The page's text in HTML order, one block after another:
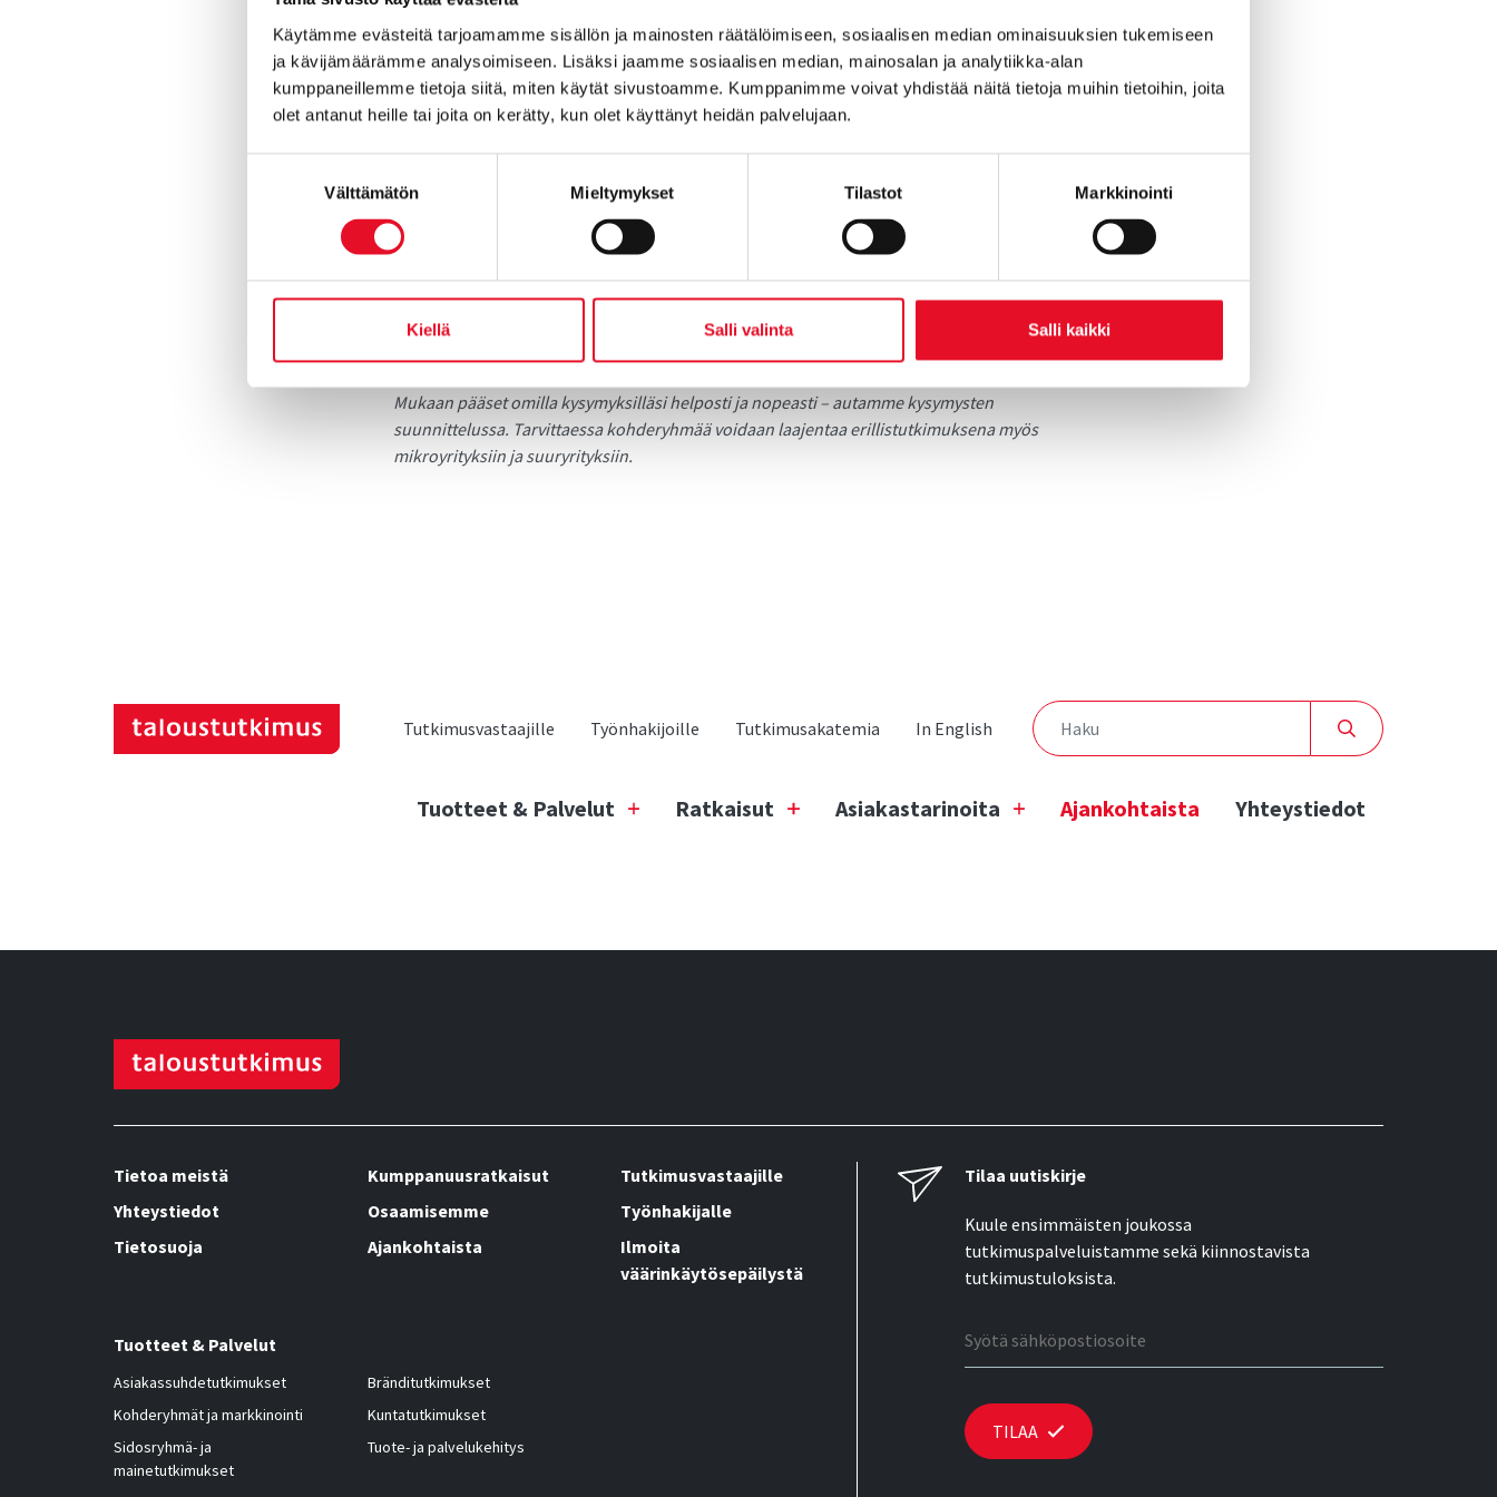
Käytämme evästeitä tarjoamamme sisällön ja mainosten räätälöimiseen, sosiaalisen median ominaisuuksien tukemiseen
ja kävijämäärämme analysoimiseen. Lisäksi jaamme sosiaalisen median, mainosalan ja analytiikka-alan
kumppaneillemme tietoja siitä, miten käytät sivustoamme. Kumppanimme voivat yhdistää näitä tietoja muihin tietoihin, joita
olet antanut heille tai joita on kerätty, kun olet käyttänyt heidän palvelujaan.
Välttämätön Mieltymykset Tilastot Markkinointi
Kiellä Salli valinta Salli kaikki
Ota yhteyttä niin kerromme lisää!
Katja Mikkonen Juha Lemmetyinen
p. 010 758 5257 p. 010 758 5279
Mukaan pääset omilla kysymyksilläsi helposti ja nopeasti – autamme kysymysten
suunnittelussa. Tarvittaessa kohderyhmää voidaan laajentaa erillistutkimuksena myös
mikroyrityksiin ja suuryrityksiin.
Tutkimusvastaajille Työnhakijoille Tutkimusakatemia In English
Tuotteet & Palvelut Ratkaisut Asiakastarinoita Ajankohtaista Yhteystiedot
Tietoa meistä Kumppanuusratkaisut
Tutkimusvastaajille
Yhteystiedot
Osaamisemme
Työnhakijalle
Tietosuoja
Ajankohtaista
Ilmoita
väärinkäytösepäilystä
Tuotteet & Palvelut
Asiakassuhdetutkimukset
Bränditutkimukset
Kohderyhmät ja markkinointi
Kuntatutkimukset
Sidosryhmä- ja
mainetutkimukset
Tuote- ja palvelukehitys
Tilaa uutiskirje
Kuule ensimmäisten joukossa
tutkimuspalveluistamme sekä kiinnostavista
tutkimustuloksista.
TILAA